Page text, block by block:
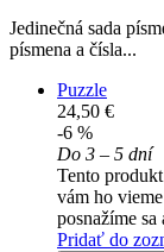
Jedinečná sada
písmena a čísla...
Puzzle
24,50 €
-6 %
Do 3 – 5 dní
Tento
vám ho
posnažíme
Pridať do